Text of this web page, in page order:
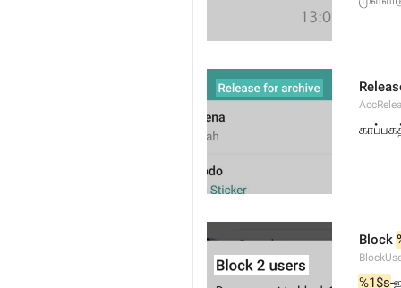
Block
%1$s-